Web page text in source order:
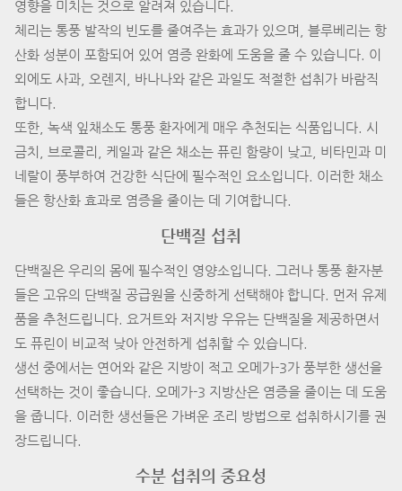
영향을 미치는 것으로 알려져 있습니다.
체리는 통풍 발작의 빈도를 줄여주는 효과가 있으며, 블루베리는 항
산화 성분이 포함되어 있어 염증 완화에 도움을 줄 수 있습니다. 이
외에도 사과, 오렌지, 바나나와 같은 과일도 적절한 섭취가 바람직
합니다.
또한, 녹색 잎채소도 통풍 환자에게 매우 추천되는 식품입니다. 시
금치, 브로콜리, 케일과 같은 채소는 퓨린 함량이 낮고, 비타민과 미
네랄이 풍부하여 건강한 식단에 필수적인 요소입니다. 이러한 채소
들은 항산화 효과로 염증을 줄이는 데 기여합니다.
단백질 섭취
단백질은 우리의 몸에 필수적인 영양소입니다. 그러나 통풍 환자분
들은 고유의 단백질 공급원을 신중하게 선택해야 합니다. 먼저 유제
품을 추천드립니다. 요거트와 저지방 우유는 단백질을 제공하면서
도 퓨린이 비교적 낮아 안전하게 섭취할 수 있습니다.
생선 중에서는 연어와 같은 지방이 적고 오메가-3가 풍부한 생선을
선택하는 것이 좋습니다. 오메가-3 지방산은 염증을 줄이는 데 도움
을 줍니다. 이러한 생선들은 가벼운 조리 방법으로 섭취하시기를 권
장드립니다.
수분 섭취의 중요성